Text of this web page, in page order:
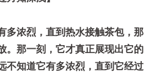
多浓烈，直到热水接触茶包，那
。那一刻，它才真正展现出它的
不知道它有多浓烈，直到它经过